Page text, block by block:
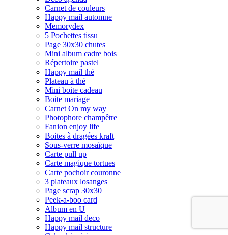
Carnet de couleurs
Happy mail automne
Memorydex
5 Pochettes tissu
Page 30x30 chutes
Mini album cadre bois
Répertoire pastel
Happy mail thé
Plateau à thé
Mini boite cadeau
Boite mariage
Carnet On my way
Photophore champêtre
Fanion enjoy life
Boites à dragées kraft
Sous-verre mosaïque
Carte pull up
Carte magique tortues
Carte pochoir couronne
3 plateaux losanges
Page scrap 30x30
Peek-a-boo card
Album en U
Happy mail deco
Happy mail structure